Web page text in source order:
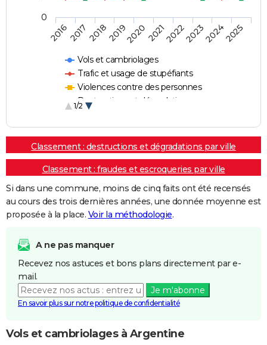
Vols et cambriolages
Trafic et usage de stupéfiants
Violences contre des personnes
Destructions et dégradations
1/2
2016201720182019202020212022202320242025
0
Classement : destructions et dégradations par ville
Classement : fraudes et escroqueries par ville
Si dans une commune, moins de cinq faits ont été recensés
au cours des trois dernières années, une donnée moyenne est
proposée à la place. Voir la méthodologie.
A ne pas manquer
Recevez nos astuces et bons plans directement par e-
mail.
Je m'abonne
En savoir plus sur notre politique de confidentialité
Vols et cambriolages à Argentine